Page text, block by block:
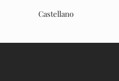
Castellano